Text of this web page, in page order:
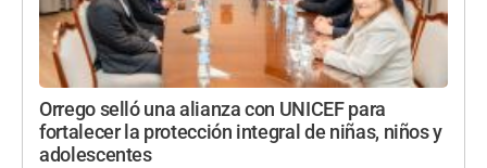
Orrego selló una alianza con UNICEF para
fortalecer la protección integral de niñas, niños y
adolescentes